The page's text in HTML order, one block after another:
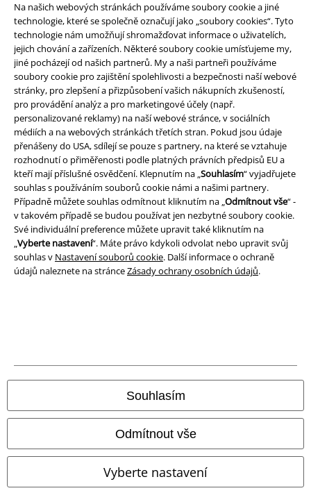
Na našich webových stránkách používáme soubory cookie a jiné
technologie, které se společně označují jako „soubory cookies“. Tyto
technologie nám umožňují shromažďovat informace o uživatelích,
jejich chování a zařízeních. Některé soubory cookie umísťujeme my,
jiné pocházejí od našich partnerů. My a naši partneři používáme
soubory cookie pro zajištění spolehlivosti a bezpečnosti naší webové
stránky, pro zlepšení a přizpůsobení vašich nákupních zkušeností,
pro provádění analýz a pro marketingové účely (např.
personalizované reklamy) na naší webové stránce, v sociálních
médiích a na webových stránkách třetích stran. Pokud jsou údaje
přenášeny do USA, sdílejí se pouze s partnery, na které se vztahuje
rozhodnutí o přiměřenosti podle platných právních předpisů EU a
kteří mají příslušné osvědčení. Klepnutím na „Souhlasím“ vyjadřujete
souhlas s používáním souborů cookie námi a našimi partnery.
Případně můžete souhlas odmítnout kliknutím na „Odmítnout vše“ -
v takovém případě se budou používat jen nezbytné soubory cookie.
Své individuální preference můžete upravit také kliknutím na
„Vyberte nastavení“. Máte právo kdykoli odvolat nebo upravit svůj
souhlas v Nastavení souborů cookie. Další informace o ochraně
údajů naleznete na stránceZásady ochrany osobních údajů.
Souhlasím
Odmítnout vše
Vyberte nastavení
Právní informace
Podmínky
Prohlášení
Ochrana osobních údajů
Likvidace odpadu a ochrana životního prostředí
Prohlášení o shodě
Informace o přístupnosti
Nastavení souborů cookie
Naše online obchody
EMP International